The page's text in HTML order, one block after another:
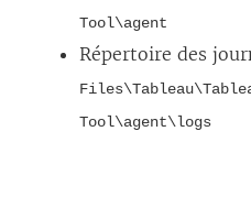
Tool\agent
Répertoire des
Tool\agent\logs